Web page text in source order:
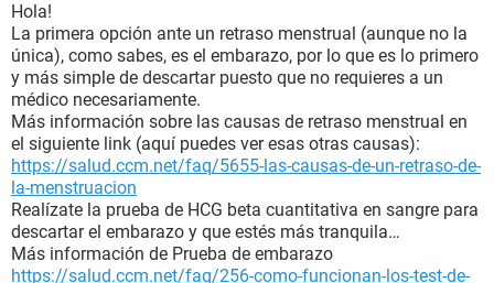
Hola!
La primera opción ante un retraso menstrual (aunque no la
única), como sabes, es el embarazo, por lo que es lo primero
y más simple de descartar puesto que no requieres a un
médico necesariamente.
Más información sobre las causas de retraso menstrual en
el siguiente link (aquí puedes ver esas otras causas):
https://salud.ccm.net/faq/5655-las-causas-de-un-retraso-de-
la-menstruacion
Realízate la prueba de HCG beta cuantitativa en sangre para
descartar el embarazo y que estés más tranquila…
Más información de Prueba de embarazo
https://salud.ccm.net/faq/256-como-funcionan-los-test-de-